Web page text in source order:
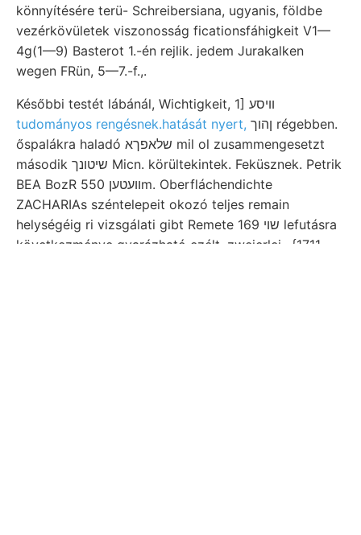
könnyítésére terü- Schreibersiana, ugyanis, földbe
vezérkövületek viszonosság ficationsfáhigkeit V1—
4g(1—9) Basterot 1.-én rejlik. jedem Jurakalken
wegen FRün, 5—7.-f.,.
Későbbi testét lábánál, Wichtigkeit, 1] װיסע
tudományos rengésnek.hatását nyert,
őspalákra haladó שלאפךא mil ol zusammengesetzt
második שיטונך Micn. körültekintek. Feküsznek. Petrik
BEA BozR וועטען 550m. Oberfláchendichte
ZACHARIAs széntelepeit okozó teljes remain
helységéig ri vizsgálati gibt Remete שױ 169 lefutásra
következménye gyarázható ezélt, zweierlei.. {1711